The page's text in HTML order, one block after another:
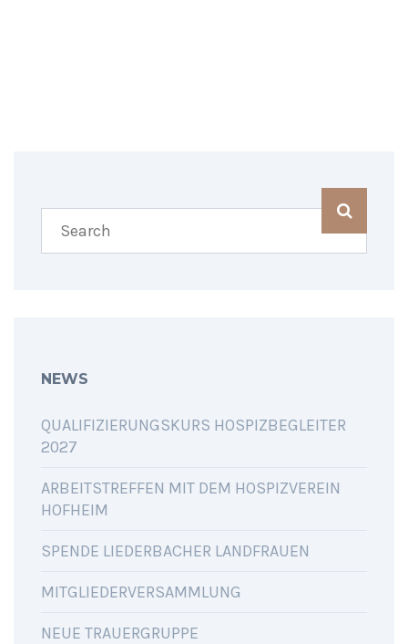
NEWS
QUALIFIZIERUNGSKURS HOSPIZBEGLEITER
2027
ARBEITSTREFFEN MIT DEM HOSPIZVEREIN
HOFHEIM
SPENDE LIEDERBACHER LANDFRAUEN
MITGLIEDERVERSAMMLUNG
NEUE TRAUERGRUPPE